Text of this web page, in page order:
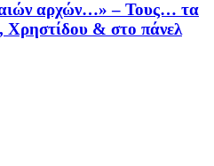
αρχών…» – Τους… τα
Χρηστίδου & στο πάνελ